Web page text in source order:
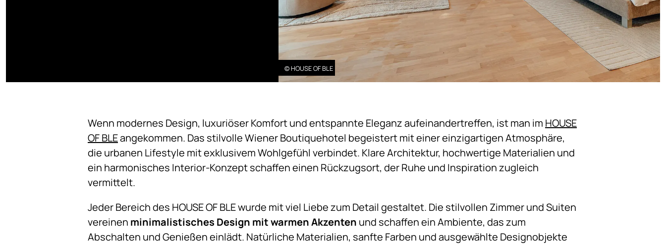
© HOUSE OF BLE
Wenn modernes Design, luxuriöser Komfort und entspannte Eleganz aufeinandertreffen, ist man im HOUSE
OF BLEangekommen. Das stilvolle Wiener Boutiquehotel begeistert mit einer einzigartigen Atmosphäre,
die urbanen Lifestyle mit exklusivem Wohlgefühl verbindet. Klare Architektur, hochwertige Materialien und
ein harmonisches Interior-Konzept schaffen einen Rückzugsort, der Ruhe und Inspiration zugleich
vermittelt.
Jeder Bereich des HOUSE OF BLE wurde mit viel Liebe zum Detail gestaltet. Die stilvollen Zimmer und Suiten
vereinen minimalistisches Design mit warmen Akzenten und schaffen ein Ambiente, das zum
Abschalten und Genießen einlädt. Natürliche Materialien, sanfte Farben und ausgewählte Designobjekte